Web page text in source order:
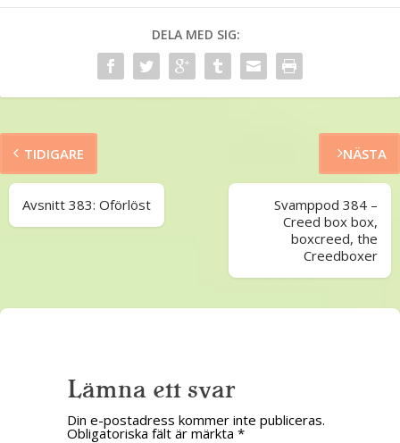
DELA MED SIG:
TIDIGARE
Avsnitt 383: Oförlöst
NÄSTA
Svamppod 384 –
Creed box box,
boxcreed, the
Creedboxer
Lämna ett svar
Din e-postadress kommer inte publiceras.
Obligatoriska fält är märkta *